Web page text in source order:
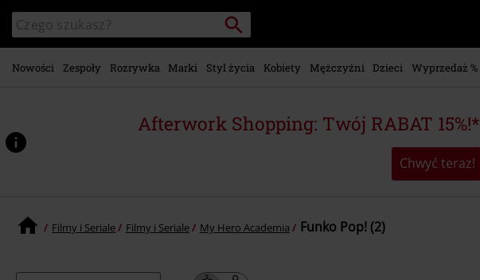
głównej
zawartości
Wyszukaj
katalog
Szukaj
Nowości Zespoły Rozrywka Marki Styl życia Kobiety Mężczyźni Dzieci Wyprzedaż %
Afterwork Shopping: Twój RABAT 15%!*
Chwyć teraz!
Filmy i Seriale Filmy i Seriale My Hero Academia Funko Pop! (2)